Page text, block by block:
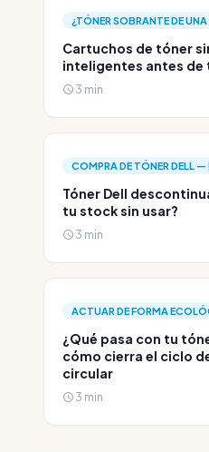
¿TÓNER SOBRANTE DE
Cartuchos de tóner
inteligentes antes de
3 min
COMPRA DE TÓNER DELL
Tóner Dell
tu stock sin usar?
3 min
ACTUAR DE FORMA
¿Qué pasa con tu
cómo cierra el ciclo
circular
3 min